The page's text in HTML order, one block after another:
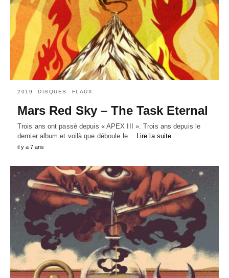
2019 DISQUES FLAUX
Mars Red Sky – The Task Eternal
Trois ans ont passé depuis « APEX III ». Trois ans depuis le
dernier album et voilà que déboule le… Lire la suite
il y a 7 ans